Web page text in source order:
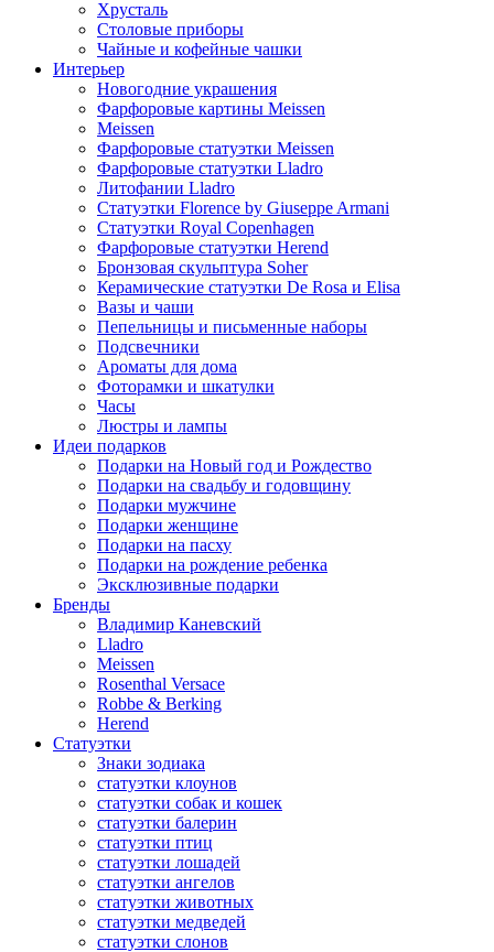
Хрусталь
Столовые приборы
Чайные и кофейные чашки
Интерьер
Новогодние украшения
Фарфоровые картины Meissen
Meissen
Фарфоровые статуэтки Meissen
Фарфоровые статуэтки Lladro
Литофании Lladro
Статуэтки Florence by Giuseppe Armani
Статуэтки Royal Copenhagen
Фарфоровые статуэтки Herend
Бронзовая скульптура Soher
Керамические статуэтки De Rosa и Elisa
Вазы и чаши
Пепельницы и письменные наборы
Подсвечники
Ароматы для дома
Фоторамки и шкатулки
Часы
Люстры и лампы
Идеи подарков
Подарки на Новый год и Рождество
Подарки на свадьбу и годовщину
Подарки мужчине
Подарки женщине
Подарки на пасху
Подарки на рождение ребенка
Эксклюзивные подарки
Бренды
Владимир Каневский
Lladro
Meissen
Rosenthal Versace
Robbe & Berking
Herend
Статуэтки
Знаки зодиака
статуэтки клоунов
статуэтки собак и кошек
статуэтки балерин
статуэтки птиц
статуэтки лошадей
статуэтки ангелов
статуэтки животных
статуэтки медведей
статуэтки слонов